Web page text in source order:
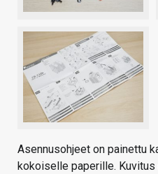
Asennusohjeet on painettu
kokoiselle paperille.